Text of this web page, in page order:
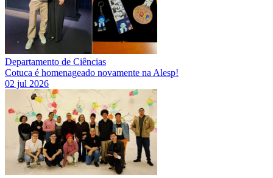
Departamento de Ciências
Cotuca é homenageado novamente na Alesp!
02 jul 2026